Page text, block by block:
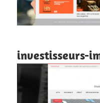
investisseurs-